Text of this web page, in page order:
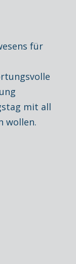
für
mit all
wollen.